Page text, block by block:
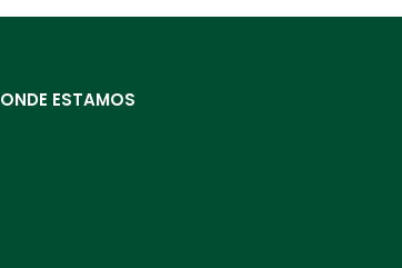
ONDE ESTAMOS